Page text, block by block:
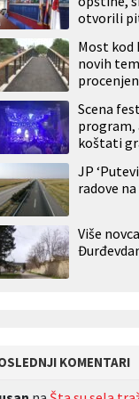
otvorili
Most kod
novih
Scena
program,
koštati
JP
radove
Više
KOMENTARI